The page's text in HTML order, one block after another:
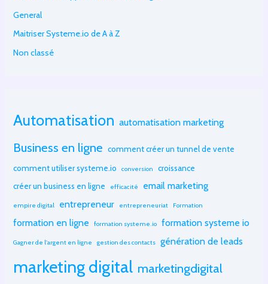
General
Maitriser Systeme.io de A à Z
Non classé
Automatisation automatisation marketing
Business en ligne comment créer un tunnel de vente
comment utiliser systeme.io
conversion
croissance
créer un business en ligne
efficacité email marketing
empire digital entrepreneur entrepreneuriat Formation
formation en ligne formation systeme.io formation systeme io
Gagner de l'argent en ligne gestion des contacts génération de leads
marketing digital marketingdigital